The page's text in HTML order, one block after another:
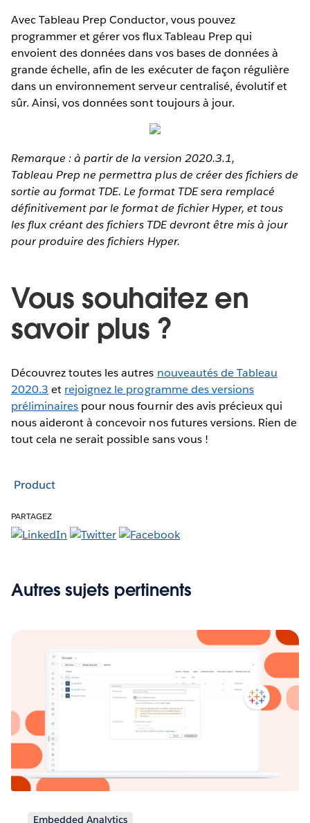
Avec Tableau Prep Conductor, vous pouvez
programmer et gérer vos flux Tableau Prep qui
envoient des données dans vos bases de données à
grande échelle, afin de les exécuter de façon régulière
dans un environnement serveur centralisé, évolutif et
sûr. Ainsi, vos données sont toujours à jour.
Remarque : à partir de la version 2020.3.1,
Tableau Prep ne permettra plus de créer des fichiers de
sortie au format TDE. Le format TDE sera remplacé
définitivement par le format de fichier Hyper, et tous
les flux créant des fichiers TDE devront être mis à jour
pour produire des fichiers Hyper.
Vous souhaitez en
savoir plus ?
Découvrez toutes les autres nouveautés de Tableau
2020.3 et rejoignez le programme des versions
préliminaires pour nous fournir des avis précieux qui
nous aideront à concevoir nos futures versions. Rien de
tout cela ne serait possible sans vous !
Product
PARTAGEZ
Autres sujets pertinents
Embedded Analytics